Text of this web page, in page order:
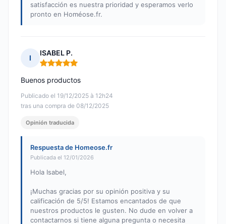
satisfacción es nuestra prioridad y esperamos verlo
pronto en Homéose.fr.
I
ISABEL P.
Nota: 5 de 5
Publicado el 19/12/2025 à 12h24
tras una compra de 08/12/2025
Buenos productos
Opinión traducida
Respuesta de Homeose.fr
Publicada el 12/01/2026
Hola Isabel,
¡Muchas gracias por su opinión positiva y su
calificación de 5/5! Estamos encantados de que
nuestros productos le gusten. No dude en volver a
contactarnos si tiene alguna pregunta o necesita